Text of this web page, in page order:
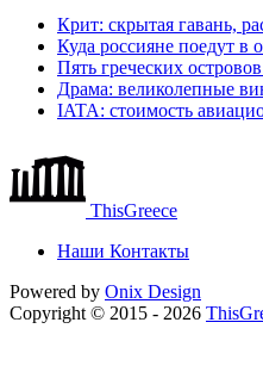
Крит: скрытая гавань,
Куда россияне поедут в
Пять греческих
Драма: великолепные
IATA: стоимость
ThisGreece
Наши Контакты
Powered by Onix Design
Copyright © 2015 - 2026